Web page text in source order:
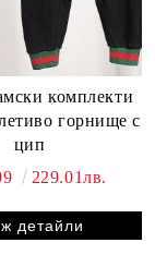
комплекти
горнище с
цип
229.01лв.
детайли